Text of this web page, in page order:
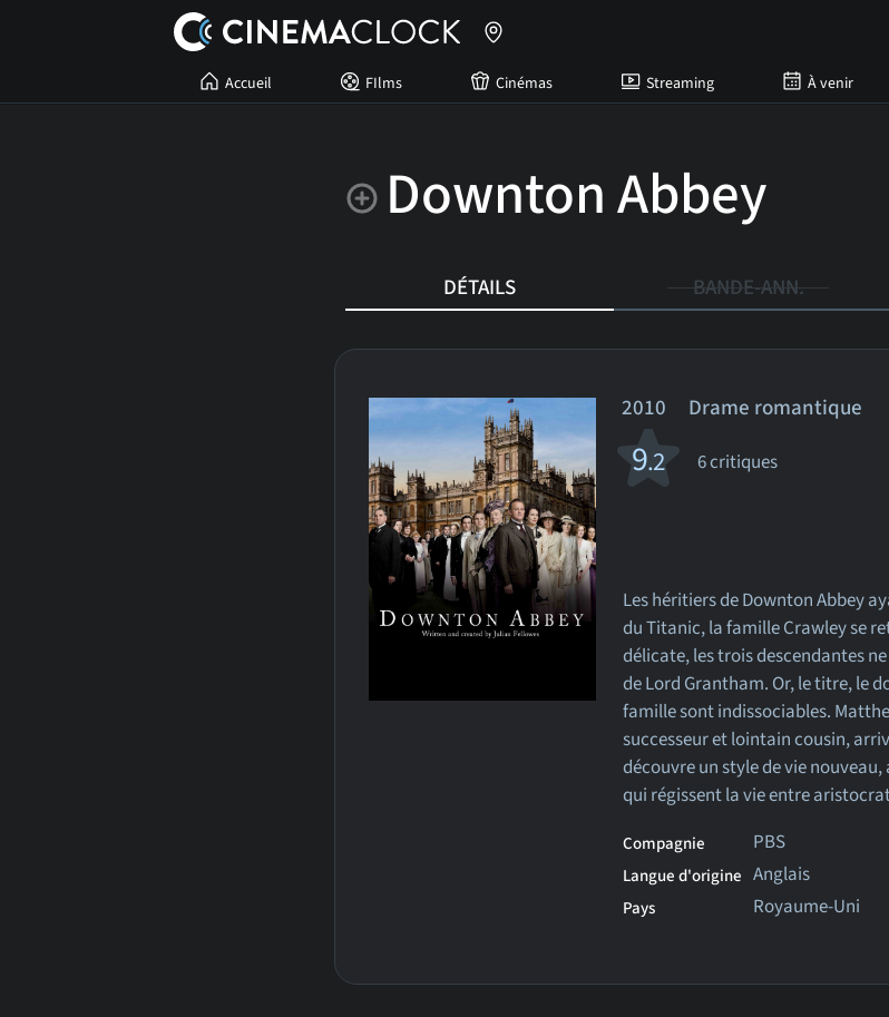
Accueil FIlms Cinémas Streaming À venir
Downton Abbey
DÉTAILS BANDE-ANN.
2010 Drame romantique
9.2 6 critiques
Les héritiers de Downton Abbey
du Titanic, la famille Crawley se
délicate, les trois descendantes
de Lord Grantham. Or, le titre, le
famille sont indissociables.
successeur et lointain cousin,
découvre un style de vie
qui régissent la vie entre
Compagnie PBS
Langue d'origine Anglais
Pays Royaume-Uni